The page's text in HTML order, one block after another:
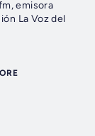
La Voz del